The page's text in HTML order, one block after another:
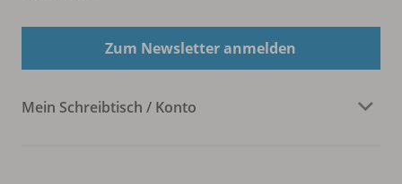
Zum Newsletter anmelden
Mein Schreibtisch / Konto